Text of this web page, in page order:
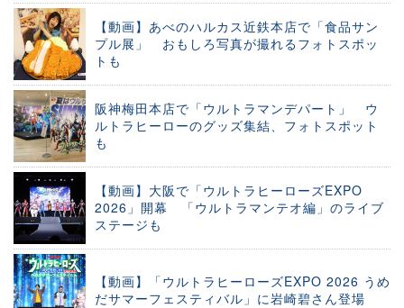
【動画】あべのハルカス近鉄本店で「食品サン
プル展」 おもしろ写真が撮れるフォトスポッ
トも
阪神梅田本店で「ウルトラマンデパート」 ウ
ルトラヒーローのグッズ集結、フォトスポット
も
【動画】大阪で「ウルトラヒーローズEXPO
2026」開幕 「ウルトラマンテオ編」のライブ
ステージも
【動画】「ウルトラヒーローズEXPO 2026 うめ
だサマーフェスティバル」に岩崎碧さん登場